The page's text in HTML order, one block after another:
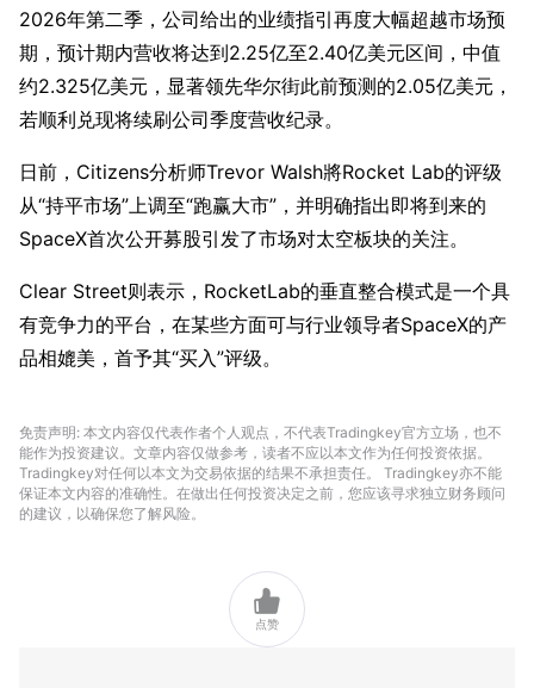
2026年第二季，公司给出的业绩指引再度大幅超越市场预
期，预计期内营收将达到2.25亿至2.40亿美元区间，中值
约2.325亿美元，显著领先华尔街此前预测的2.05亿美元，
若顺利兑现将续刷公司季度营收纪录。
日前，Citizens分析师Trevor Walsh將Rocket Lab的评级
从“持平市场”上调至“跑赢大市”，并明确指出即将到来的
SpaceX首次公开募股引发了市场对太空板块的关注。
Clear Street则表示，RocketLab的垂直整合模式是一个具
有竞争力的平台，在某些方面可与行业领导者SpaceX的产
品相媲美，首予其“买入”评级。
免责声明: 本文内容仅代表作者个人观点，不代表Tradingkey官方立场，也不
能作为投资建议。文章内容仅做参考，读者不应以本文作为任何投资依据。
Tradingkey对任何以本文为交易依据的结果不承担责任。 Tradingkey亦不能
保证本文内容的准确性。在做出任何投资决定之前，您应该寻求独立财务顾问
的建议，以确保您了解风险。

点赞